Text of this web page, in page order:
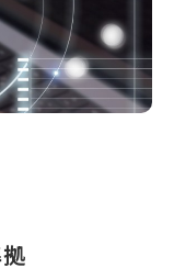
/不信感：7
をすべて確
可能